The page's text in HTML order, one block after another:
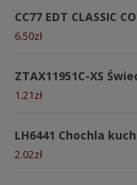
CC77 EDT CLASSIC
6.50zł
ZTAX11951C-XS
1.21zł
LH6441 Chochla
2.02zł